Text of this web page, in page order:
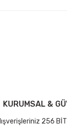
KURUMSAL &
256